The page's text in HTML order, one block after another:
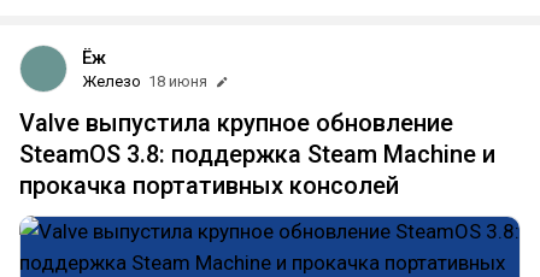
Ёж
Железо 18 июня
Valve выпустила крупное обновление
SteamOS 3.8: поддержка Steam Machine и
прокачка портативных консолей